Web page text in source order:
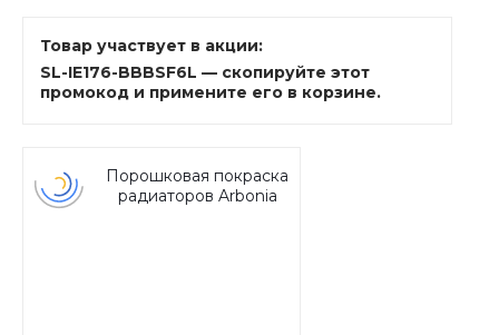
Товар участвует в акции:
SL-IE176-BBBSF6L — скопируйте этот
промокод и примените его в корзине.
Порошковая покраска
радиаторов Arbonia